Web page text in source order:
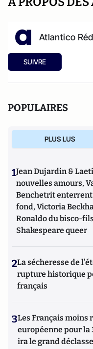
Atlantico
SUIVRE
POPULAIRES
PLUS LUS
1Jean Dujardin &
nouvelles amours,
Benchetrit enterrent
fond, Victoria
Ronaldo du bisco-
Shakespeare queer
2La sécheresse de
rupture historique
français
3Les Français moins
européenne pour la
ira le grand